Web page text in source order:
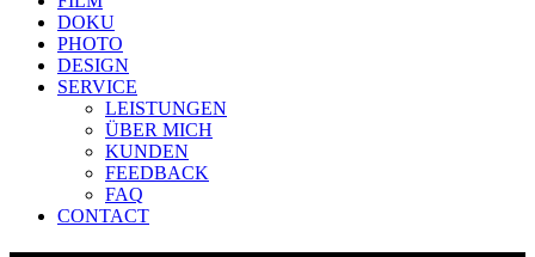
DOKU
PHOTO
DESIGN
SERVICE
LEISTUNGEN
ÜBER MICH
KUNDEN
FEEDBACK
FAQ
CONTACT